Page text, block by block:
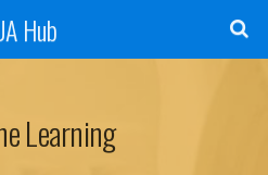
Hub
Learning